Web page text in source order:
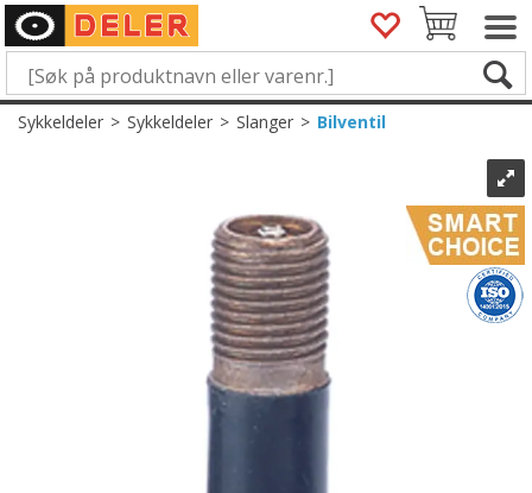
Sykkeldeler>Sykkeldeler>Slanger>Bilventil